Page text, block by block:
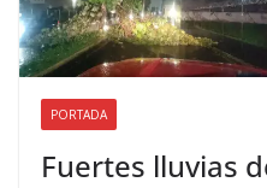
PORTADA
Fuertes lluvias